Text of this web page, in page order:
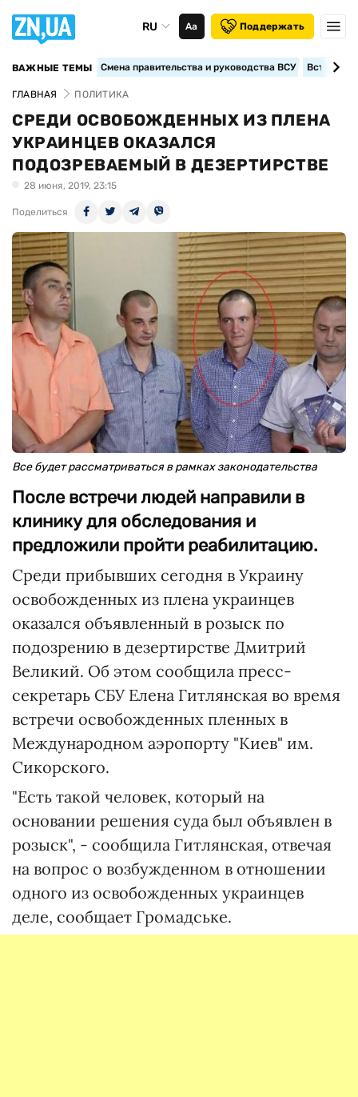
RU Аа Поддержать
ВАЖНЫЕ ТЕМЫ Смена правительства и руководства ВСУ
ГЛАВНАЯ ПОЛИТИКА
СРЕДИ ОСВОБОЖДЕННЫХ ИЗ ПЛЕНА
УКРАИНЦЕВ ОКАЗАЛСЯ
ПОДОЗРЕВАЕМЫЙ В ДЕЗЕРТИРСТВЕ
28 июня, 2019, 23:15
Поделиться
Все будет рассматриваться в рамках законодательства
После встречи людей направили в
клинику для обследования и
предложили пройти реабилитацию.
Среди прибывших сегодня в Украину
освобожденных из плена украинцев
оказался объявленный в розыск по
подозрению в дезертирстве Дмитрий
Великий. Об этом сообщила пресс-
секретарь СБУ Елена Гитлянская во время
встречи освобожденных пленных в
Международном аэропорту "Киев" им.
Сикорского.
"Есть такой человек, который на
основании решения суда был объявлен в
розыск", - сообщила Гитлянская, отвечая
на вопрос о возбужденном в отношении
одного из освобожденных украинцев
деле, сообщает Громадське.